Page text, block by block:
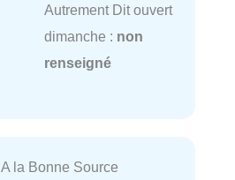
Autrement Dit ouvert
dimanche : non
renseigné
A la Bonne Source